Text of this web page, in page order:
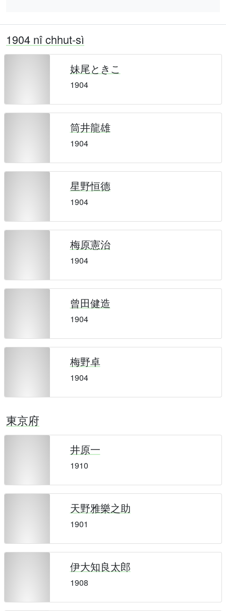
1904 nî chhut-sì
妹尾ときこ
1904
筒井龍雄
1904
星野恒德
1904
梅原憲治
1904
曾田健造
1904
梅野卓
1904
東京府
井原一
1910
天野雅樂之助
1901
伊大知良太郎
1908